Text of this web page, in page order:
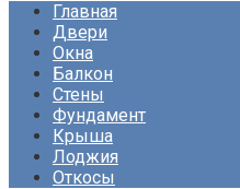
Главная
Двери
Окна
Балкон
Стены
Фундамент
Крыша
Лоджия
Откосы